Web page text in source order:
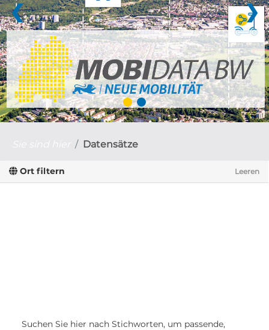
❮ ❯
Datensätze
Ort filtern Leeren
Suchen Sie hier nach Stichworten, um passende,